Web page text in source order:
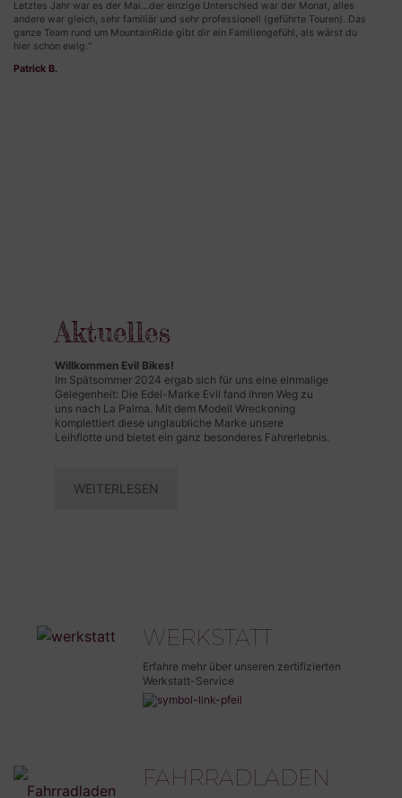
Letztes Jahr war es der Mai…der einzige Unterschied war der Monat, alles
andere war gleich, sehr familiär und sehr professionell (geführte Touren). Das
ganze Team rund um MountainRide gibt dir ein Familiengefühl, als wärst du
hier schon ewig.“
Patrick B.
Aktuelles
Willkommen Evil Bikes!
Im Spätsommer 2024 ergab sich für uns eine einmalige
Gelegenheit: Die Edel-Marke Evil fand ihren Weg zu
uns nach La Palma. Mit dem Modell Wreckoning
komplettiert diese unglaubliche Marke unsere
Leihflotte und bietet ein ganz besonderes Fahrerlebnis.
WEITERLESEN
WERKSTATT
Erfahre mehr über unseren zertifizierten
Werkstatt-Service
FAHRRADLADEN